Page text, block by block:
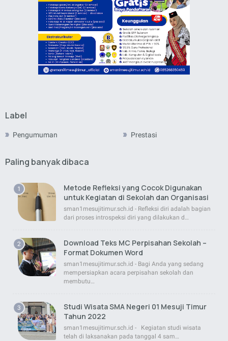
Label
Pengumuman Prestasi
Paling banyak dibaca
Metode Refleksi yang Cocok Digunakan
untuk Kegiatan di Sekolah dan Organisasi
sman1mesujitimur.sch.id - Refleksi diri adalah bagian
dari proses introspeksi diri yang dilakukan d…
Download Teks MC Perpisahan Sekolah –
Format Dokumen Word
sman1mesujitimur.sch.id - Bagi Anda yang sedang
mempersiapkan acara perpisahan sekolah dan
membutu…
Studi Wisata SMA Negeri 01 Mesuji Timur
Tahun 2022
sman1mesujitimur.sch.id - Kegiatan studi wisata
telah di laksanakan pada tanggal 4 sam…